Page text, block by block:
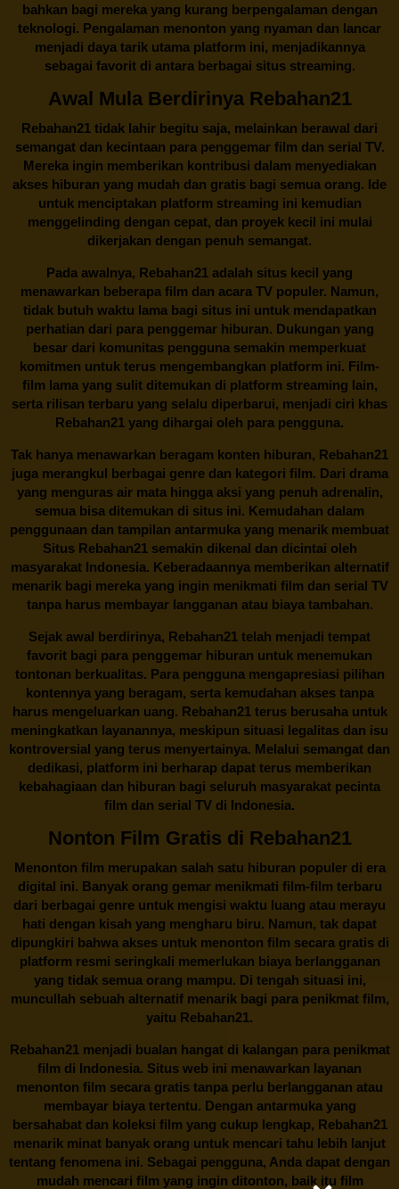
bahkan bagi mereka yang kurang berpengalaman dengan
teknologi. Pengalaman menonton yang nyaman dan lancar
menjadi daya tarik utama platform ini, menjadikannya
sebagai favorit di antara berbagai situs streaming.
Awal Mula Berdirinya Rebahan21
Rebahan21 tidak lahir begitu saja, melainkan berawal dari
semangat dan kecintaan para penggemar film dan serial TV.
Mereka ingin memberikan kontribusi dalam menyediakan
akses hiburan yang mudah dan gratis bagi semua orang. Ide
untuk menciptakan platform streaming ini kemudian
menggelinding dengan cepat, dan proyek kecil ini mulai
dikerjakan dengan penuh semangat.
Pada awalnya, Rebahan21 adalah situs kecil yang
menawarkan beberapa film dan acara TV populer. Namun,
tidak butuh waktu lama bagi situs ini untuk mendapatkan
perhatian dari para penggemar hiburan. Dukungan yang
besar dari komunitas pengguna semakin memperkuat
komitmen untuk terus mengembangkan platform ini. Film-
film lama yang sulit ditemukan di platform streaming lain,
serta rilisan terbaru yang selalu diperbarui, menjadi ciri khas
Rebahan21 yang dihargai oleh para pengguna.
Tak hanya menawarkan beragam konten hiburan, Rebahan21
juga merangkul berbagai genre dan kategori film. Dari drama
yang menguras air mata hingga aksi yang penuh adrenalin,
semua bisa ditemukan di situs ini. Kemudahan dalam
penggunaan dan tampilan antarmuka yang menarik membuat
Situs Rebahan21semakin dikenal dan dicintai oleh
masyarakat Indonesia. Keberadaannya memberikan alternatif
menarik bagi mereka yang ingin menikmati film dan serial TV
tanpa harus membayar langganan atau biaya tambahan.
Sejak awal berdirinya, Rebahan21 telah menjadi tempat
favorit bagi para penggemar hiburan untuk menemukan
tontonan berkualitas. Para pengguna mengapresiasi pilihan
kontennya yang beragam, serta kemudahan akses tanpa
harus mengeluarkan uang. Rebahan21terus berusaha untuk
meningkatkan layanannya, meskipun situasi legalitas dan isu
kontroversial yang terus menyertainya. Melalui semangat dan
dedikasi, platform ini berharap dapat terus memberikan
kebahagiaan dan hiburan bagi seluruh masyarakat pecinta
film dan serial TV di Indonesia.
Nonton Film Gratis di Rebahan21
Menonton film merupakan salah satu hiburan populer di era
digital ini. Banyak orang gemar menikmati film-film terbaru
dari berbagai genre untuk mengisi waktu luang atau merayu
hati dengan kisah yang mengharu biru. Namun, tak dapat
dipungkiri bahwa akses untuk menonton film secara gratis di
platform resmi seringkali memerlukan biaya berlangganan
yang tidak semua orang mampu. Di tengah situasi ini,
muncullah sebuah alternatif menarik bagi para penikmat film,
yaitu Rebahan21.
Rebahan21menjadi bualan hangat di kalangan para penikmat
film di Indonesia. Situs web ini menawarkan layanan
menonton film secara gratis tanpa perlu berlangganan atau
membayar biaya tertentu. Dengan antarmuka yang
bersahabat dan koleksi film yang cukup lengkap, Rebahan21
menarik minat banyak orang untuk mencari tahu lebih lanjut
tentang fenomena ini. Sebagai pengguna, Anda dapat dengan
mudah mencari film yang ingin ditonton, baik itu film